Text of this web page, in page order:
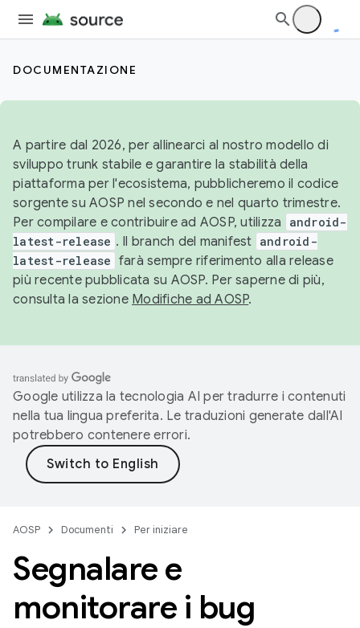
DOCUMENTAZIONE
A partire dal 2026, per allinearci al nostro modello di
sviluppo trunk stabile e garantire la stabilità della
piattaforma per l'ecosistema, pubblicheremo il codice
sorgente su AOSP nel secondo e nel quarto trimestre.
Per compilare e contribuire ad AOSP, utilizza
android-
latest-release . Il branch del manifest android-
latest-release farà sempre riferimento alla release
più recente pubblicata su AOSP. Per saperne di più,
consulta la sezione Modifiche ad AOSP.
Google utilizza la tecnologia AI per tradurre i contenuti
nella tua lingua preferita. Le traduzioni generate dall'AI
potrebbero contenere errori.
AOSP Documenti Per iniziare
Segnalare e
monitorare i bug